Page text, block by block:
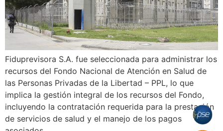
Fiduprevisora S.A. fue seleccionada para administrar los
recursos del Fondo Nacional de Atención en Salud de
las Personas Privadas de la Libertad – PPL, lo que
implica la gestión integral de los recursos del Fondo,
incluyendo la contratación requerida para la prestación
de servicios de salud y el manejo de los pagos